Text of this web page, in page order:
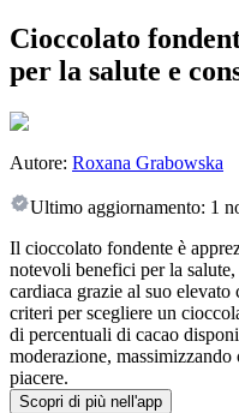
Cioccolato
per la salute e
Autore: Roxana Grabowska
Ultimo aggiornamento: 1
Il cioccolato fondente è
notevoli benefici per la
cardiaca grazie al suo
criteri per scegliere un
di percentuali di cacao
moderazione,
piacere.
Scopri di più nell'app